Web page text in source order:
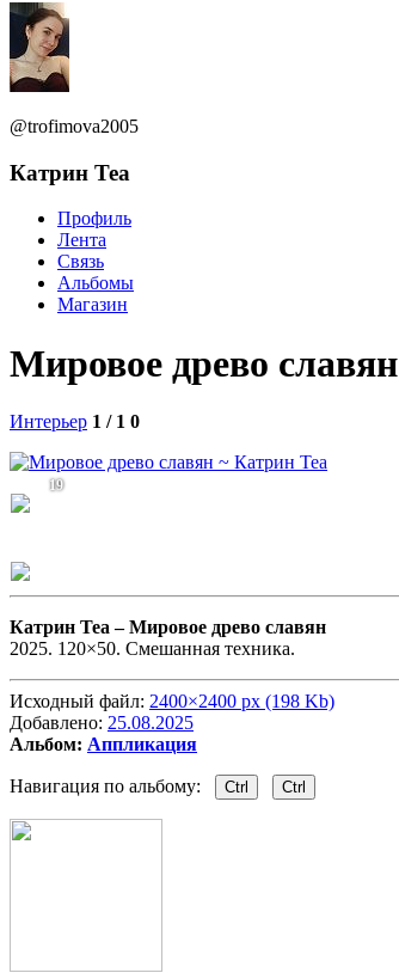
@trofimova2005
Катрин Теа
Профиль
Лента
Связь
Альбомы
Магазин
Мировое древо славян
Интерьер 1 / 1 0
19
Катрин Теа –Мировое древо славян
2025. 120×50. Смешанная техника.
Исходный файл: 2400×2400 px (198 Kb)
Добавлено: 25.08.2025
Альбом: Аппликация
Навигация по альбому: Ctrl Ctrl